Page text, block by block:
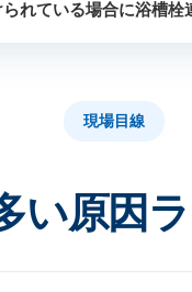
れている場合に浴槽
現場目線
い原因